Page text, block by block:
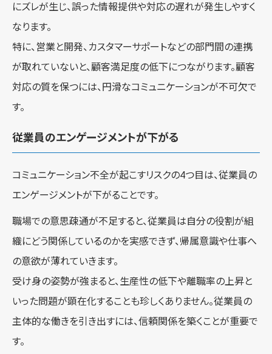
にズレが生じ、誤った情報提供や対応の遅れが発生しやすく
なります。
特に、営業と開発、カスタマーサポートなどの部門間の連携
が取れていないと、顧客満足度の低下につながります。顧客
対応の質を保つには、円滑なコミュニケーションが不可欠で
す。
従業員のエンゲージメントが下がる
コミュニケーション不全が起こすリスクの4つ目は、従業員の
エンゲージメントが下がることです。
職場での意思疎通が不足すると、従業員は自分の役割が組
織にどう関係しているのかを実感できず、帰属意識や仕事へ
の意欲が薄れていきます。
受け身の姿勢が強まると、生産性の低下や離職率の上昇と
いった問題が顕在化することも珍しくありません。従業員の
主体的な働きを引き出すには、信頼関係を築くことが重要で
す。